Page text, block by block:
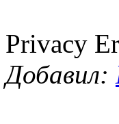
Privacy
Добавил: